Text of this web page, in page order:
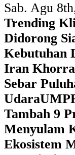
Sab. Agu
Trending
Didorong
Kebutuhan
Iran
Sebar
Udara
Tambah 9
Menyulam
Ekosistem